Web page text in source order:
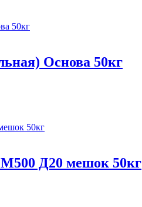
Основа 50кг
Д20 мешок 50кг